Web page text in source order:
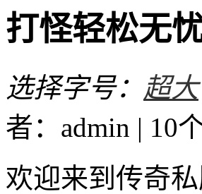
打怪轻松无
选择字号： 超大
者：admin | 10
欢迎来到传奇